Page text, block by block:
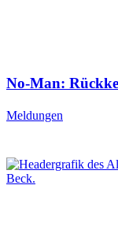
No-Man:
Meldungen